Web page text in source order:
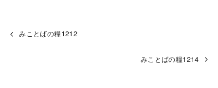
みことばの糧1212
みことばの糧1214